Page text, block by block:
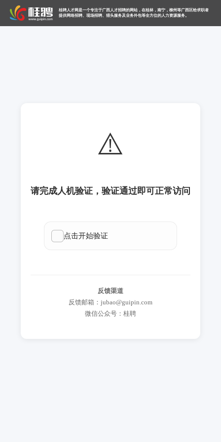
桂聘人才网是一个专注于广西人才招聘的网站，在桂林，南宁，柳州等广西区给求职者
提供网络招聘、现场招聘、猎头服务及业务外包等全方位的人力资源服务。
⚠️
请完成人机验证，验证通过即可正常访问
反馈渠道
反馈邮箱：jubao@guipin.com
微信公众号：桂聘